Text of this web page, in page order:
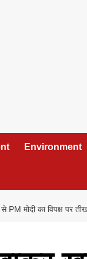
Environment
मोदी का विपक्ष पर